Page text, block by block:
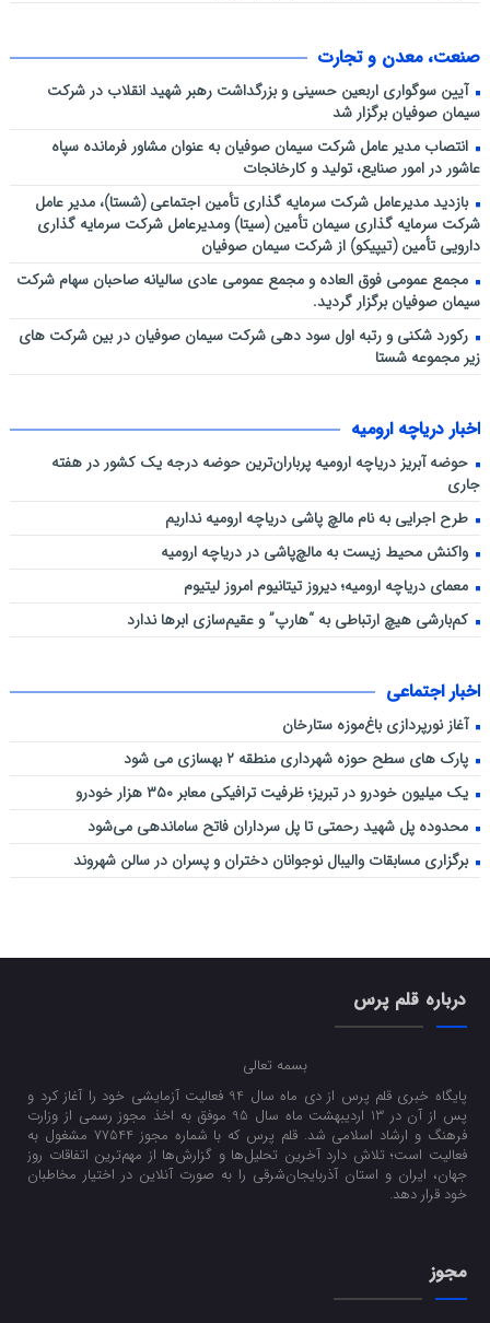
صنعت، معدن و تجارت
آیین سوگواری اربعین حسینی و بزرگداشت رهبر شهید انقلاب در شرکت
سیمان صوفیان برگزار شد
انتصاب مدیر عامل شرکت سیمان صوفیان به عنوان مشاور فرمانده سپاه
عاشور در امور صنایع، تولید و کارخانجات
بازدید مدیرعامل شرکت سرمایه گذاری تأمین اجتماعی (شستا)، مدیر عامل
شرکت سرمایه گذاری سیمان تأمین (سیتا) ومدیرعامل شرکت سرمایه گذاری
دارویی تأمین (تیپیکو) از شرکت سیمان صوفیان
مجمع عمومی فوق العاده و مجمع عمومی عادی سالیانه صاحبان سهام شرکت
سیمان صوفیان برگزار گردید.
رکورد شکنی و رتبه اول سود دهی شرکت سیمان صوفیان در بین شرکت های
زیر مجموعه شستا
اخبار دریاچه ارومیه
حوضه آبریز دریاچه ارومیه پرباران‌ترین حوضه‌ درجه یک کشور در هفته
جاری
طرح اجرایی به نام مالچ پاشی دریاچه ارومیه نداریم
واکنش محیط زیست به مالچ‌پاشی در دریاچه ارومیه
معمای دریاچه ارومیه؛ دیروز تیتانیوم امروز لیتیوم
کم‌بارشی هیچ ارتباطی به “هارپ” و عقیم‌سازی ابرها ندارد
اخبار اجتماعی
آغاز نورپردازی باغ‌موزه ستارخان
پارک های سطح حوزه شهرداری منطقه ۲ بهسازی می شود
یک میلیون خودرو در تبریز؛ ظرفیت ترافیکی معابر ۳۵۰ هزار خودرو
محدوده پل شهید رحمتی تا پل سرداران فاتح ساماندهی می‌شود
برگزاری مسابقات والیبال نوجوانان دختران و پسران در سالن شهروند
درباره قلم پرس
بسمه تعالی
پایگاه خبری قلم پرس از دی ماه سال 94 فعالیت آزمایشی خود را آغاز کرد و
پس از آن در 13 اردیبهشت ماه سال 95 موفق به اخذ مجوز رسمی از وزارت
فرهنگ و ارشاد اسلامی شد. قلم پرس که با شماره مجوز 77544 مشغول به
فعالیت است؛ تلاش دارد آخرین تحلیل‌ها و گزارش‌ها از مهم‌ترین اتفاقات روز
جهان، ایران و استان آذربایجان‌شرقی را به صورت آنلاین در اختیار مخاطبان
خود قرار دهد.
مجوز